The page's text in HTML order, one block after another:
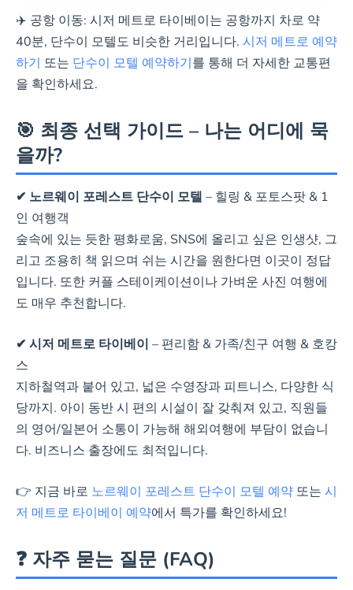
✈️ 공항 이동: 시저 메트로 타이베이는 공항까지 차로 약
40분, 단수이 모텔도 비슷한 거리입니다. 시저 메트로 예약
하기 또는 단수이 모텔 예약하기를 통해 더 자세한 교통편
을 확인하세요.
🎯 최종 선택 가이드 – 나는 어디에 묵
을까?
✔ 노르웨이 포레스트 단수이 모텔 – 힐링 & 포토스팟 & 1
인 여행객
숲속에 있는 듯한 평화로움, SNS에 올리고 싶은 인생샷, 그
리고 조용히 책 읽으며 쉬는 시간을 원한다면 이곳이 정답
입니다. 또한 커플 스테이케이션이나 가벼운 사진 여행에
도 매우 추천합니다.
✔ 시저 메트로 타이베이 – 편리함 & 가족/친구 여행 & 호캉
스
지하철역과 붙어 있고, 넓은 수영장과 피트니스, 다양한 식
당까지. 아이 동반 시 편의 시설이 잘 갖춰져 있고, 직원들
의 영어/일본어 소통이 가능해 해외여행에 부담이 없습니
다. 비즈니스 출장에도 최적입니다.
👉 지금 바로 노르웨이 포레스트 단수이 모텔 예약 또는 시
저 메트로 타이베이 예약에서 특가를 확인하세요!
❓ 자주 묻는 질문 (FAQ)